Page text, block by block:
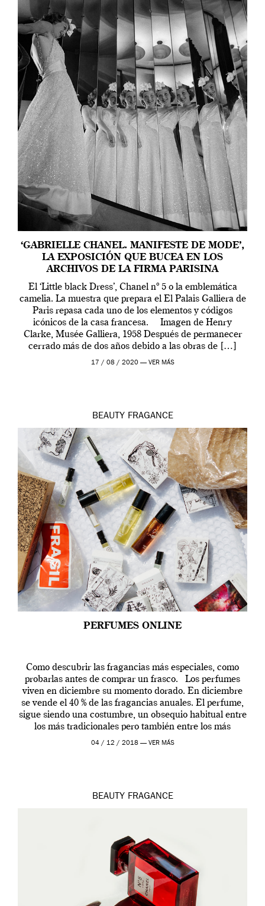
‘GABRIELLE CHANEL. MANIFESTE DE MODE’,
LA EXPOSICIÓN QUE BUCEA EN LOS
ARCHIVOS DE LA FIRMA PARISINA
El ‘Little black Dress’, Chanel nº 5 o la emblemática
camelia. La muestra que prepara el El Palais Galliera de
Paris repasa cada uno de los elementos y códigos
icónicos de la casa francesa. Imagen de Henry
Clarke, Musée Galliera, 1958 Después de permanecer
cerrado más de dos años debido a las obras de […]
17 / 08 / 2020 — VER MÁS
BEAUTY FRAGANCE
PERFUMES ONLINE
Como descubrir las fragancias más especiales, como
probarlas antes de comprar un frasco. Los perfumes
viven en diciembre su momento dorado. En diciembre
se vende el 40 % de las fragancias anuales. El perfume,
sigue siendo una costumbre, un obsequio habitual entre
los más tradicionales pero también entre los más
modernos. Estos días ha […]
04 / 12 / 2018 — VER MÁS
BEAUTY FRAGANCE